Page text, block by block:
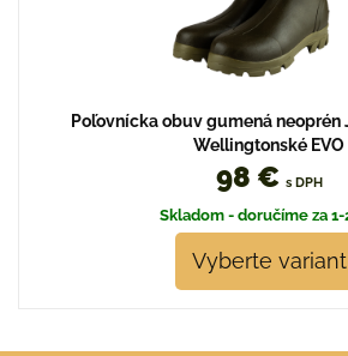
Poľovnícka obuv gumená neoprén
Wellingtonské EVO
98 € s DPH
Skladom - doručíme za 1-
Vyberte variant